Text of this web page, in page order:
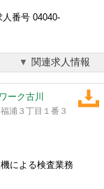
番号 04040-
関連求人情報
ーク古川
浦３丁目１番３
による検査業務